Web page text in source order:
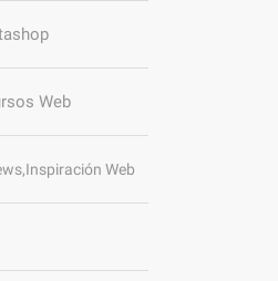
Web
Web